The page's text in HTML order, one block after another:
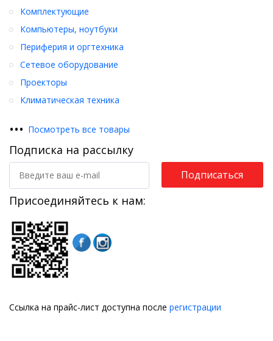
Комплектующие
Компьютеры, ноутбуки
Периферия и оргтехника
Сетевое оборудование
Проекторы
Климатическая техника
••• Посмотреть все товары
Подписка на рассылку
Подписаться
Присоединяйтесь к нам:
Ссылка на прайс-лист доступна после регистрации